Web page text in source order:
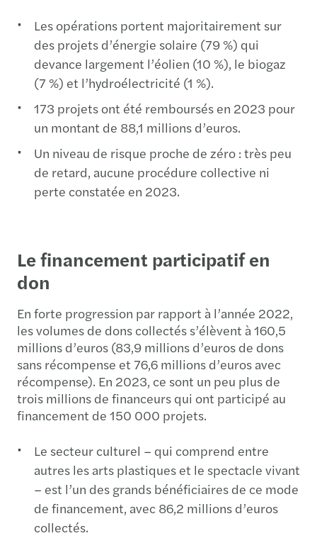
Les opérations portent majoritairement sur
des projets d’énergie solaire (79 %) qui
devance largement l’éolien (10 %), le biogaz
(7 %) et l’hydroélectricité (1 %).
173 projets ont été remboursés en 2023 pour
un montant de 88,1 millions d’euros.
Un niveau de risque proche de zéro : très peu
de retard, aucune procédure collective ni
perte constatée en 2023.
Le financement participatif en
don
En forte progression par rapport à l’année 2022,
les volumes de dons collectés s’élèvent à 160,5
millions d’euros (83,9 millions d’euros de dons
sans récompense et 76,6 millions d’euros avec
récompense). En 2023, ce sont un peu plus de
trois millions de financeurs qui ont participé au
financement de 150 000 projets.
Le secteur culturel – qui comprend entre
autres les arts plastiques et le spectacle vivant
– est l’un des grands bénéficiaires de ce mode
de financement, avec 86,2 millions d’euros
collectés.